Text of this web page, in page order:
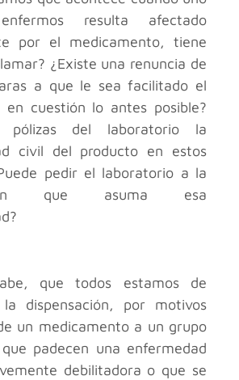
resulta afectado
por el medicamento, tiene
¿Existe una renuncia de
a que le sea facilitado el
en cuestión lo antes posible?
pólizas del laboratorio la
civil del producto en estos
pedir el laboratorio a la
que asuma esa
que todos estamos de
dispensación, por motivos
un medicamento a un grupo
padecen una enfermedad
debilitadora o que se